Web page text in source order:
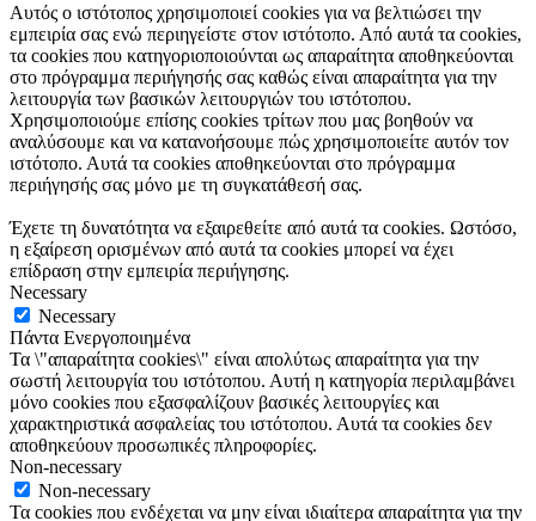
Αυτός ο ιστότοπος χρησιμοποιεί cookies για να βελτιώσει την
εμπειρία σας ενώ περιηγείστε στον ιστότοπο. Από αυτά τα cookies,
τα cookies που κατηγοριοποιούνται ως απαραίτητα αποθηκεύονται
στο πρόγραμμα περιήγησής σας καθώς είναι απαραίτητα για την
λειτουργία των βασικών λειτουργιών του ιστότοπου.
Χρησιμοποιούμε επίσης cookies τρίτων που μας βοηθούν να
αναλύσουμε και να κατανοήσουμε πώς χρησιμοποιείτε αυτόν τον
ιστότοπο. Αυτά τα cookies αποθηκεύονται στο πρόγραμμα
περιήγησής σας μόνο με τη συγκατάθεσή σας.
Έχετε τη δυνατότητα να εξαιρεθείτε από αυτά τα cookies. Ωστόσο,
η εξαίρεση ορισμένων από αυτά τα cookies μπορεί να έχει
επίδραση στην εμπειρία περιήγησης.
Necessary
Necessary
Πάντα Ενεργοποιημένα
Τα \"απαραίτητα cookies\" είναι απολύτως απαραίτητα για την
σωστή λειτουργία του ιστότοπου. Αυτή η κατηγορία περιλαμβάνει
μόνο cookies που εξασφαλίζουν βασικές λειτουργίες και
χαρακτηριστικά ασφαλείας του ιστότοπου. Αυτά τα cookies δεν
αποθηκεύουν προσωπικές πληροφορίες.
Non-necessary
Non-necessary
Τα cookies που ενδέχεται να μην είναι ιδιαίτερα απαραίτητα για την